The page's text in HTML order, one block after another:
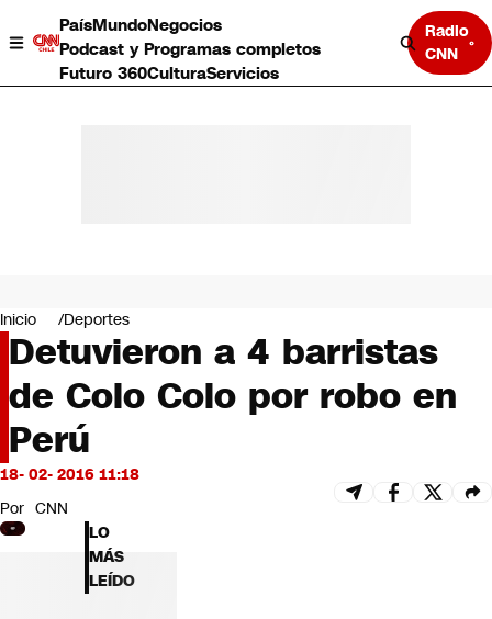
PaísMundoNegocios
Podcast y Programas completos
Futuro 360CulturaServicios
Radio
CNN
Negocios
Deportes
Programas completos
Cultura
Servicios
Bits
CNN tiempo
Futuro 360
Opinión
Inicio Deportes
Detuvieron a 4 barristas
de Colo Colo por robo en
Perú
18- 02- 2016 11:18
Por CNN
LO
MÁS
LEÍDO